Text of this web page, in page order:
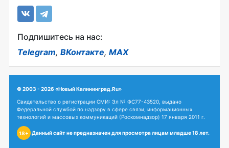
Подпишитесь на нас:
Telegram, ВКонтакте, MAX
© 2003 - 2026 «Новый Калининград.Ru»
Свидетельство о регистрации СМИ: Эл № ФС77-43520, выдано
Федеральной службой по надзору в сфере связи, информационных
технологий и массовых коммуникаций (Роскомнадзор) 17 января 2011 г.
18+ Данный сайт не предназначен для просмотра лицам младше 18 лет.